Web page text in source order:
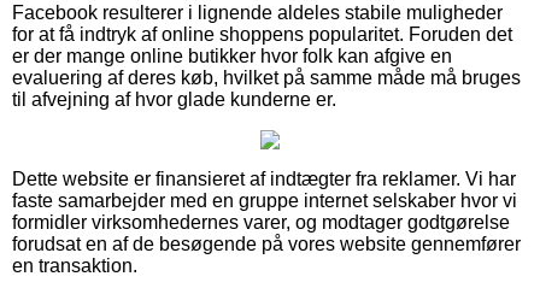
Facebook resulterer i lignende aldeles stabile muligheder
for at få indtryk af online shoppens popularitet. Foruden det
er der mange online butikker hvor folk kan afgive en
evaluering af deres køb, hvilket på samme måde må bruges
til afvejning af hvor glade kunderne er.
Dette website er finansieret af indtægter fra reklamer. Vi har
faste samarbejder med en gruppe internet selskaber hvor vi
formidler virksomhedernes varer, og modtager godtgørelse
forudsat en af de besøgende på vores website gennemfører
en transaktion.